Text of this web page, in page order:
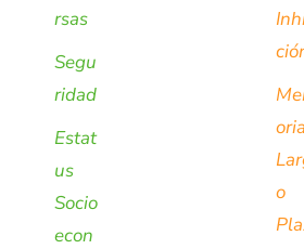
rsas
Segu
ridad
Estat
us
Socio
econ
o